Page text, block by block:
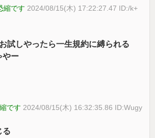
縮です 2024/08/15(木) 17:22:27.47 ID:/k+
試しやったら一生規約に縛られる
ー
です 2024/08/15(木) 16:32:35.86 ID:Wugy
る